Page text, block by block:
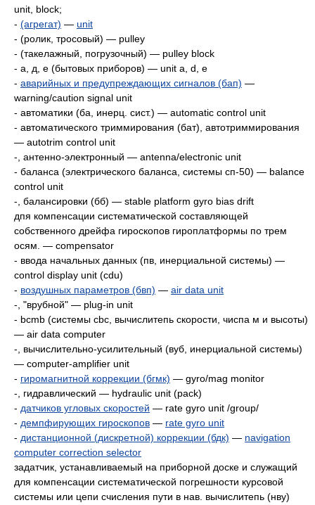
unit, block;
- (агрегат) — unit
- (ролик, тросовый) — pulley
- (такелажный, погрузочный) — pulley block
- а, д, е (бытовых приборов) — unit а, d, е
- аварийных и предупреждающих сигналов (бап) —
warning/caution signal unit
- автоматики (ба, инерц. сист.) — automatic control unit
- автоматического триммирования (бат), автотриммирования
— autotrim control unit
-, антенно-электронный — antenna/electronic unit
- баланса (электрического баланса, системы сп-50) — balance
control unit
-, балансировки (бб) — stable platform gyro bias drift
дпя компенсации систематической составляющей
собственного дрейфа гироскопов гироплатформы по трем
осям. — compensator
- ввода начальных данных (пв, инерциальной системы) —
control display unit (cdu)
- воздушных параметров (бвп) — air data unit
-, "врубной" — plug-in unit
- bcmb (системы cbc, вычислитепь скорости, чиспа м и высоты)
— air data computer
-, вычислительно-усилительный (вуб, инерциальной системы)
— computer-amplifier unit
- гиромагнитной коррекции (бгмк) — gyro/mag monitor
-, гидравлический — hydraulic unit (pack)
- датчиков угловых скоростей — rate gyro unit /group/
- демпфирующих гироскопов — rate gyro unit
- дистанционной (дискретной) коррекции (бдк) — navigation
computer correction selector
задатчик, устанавливаемый на приборной доске и служащий
для компенсации систематической погрешности курсовой
системы или цепи счисления пути в нав. вычислитепь (нву)